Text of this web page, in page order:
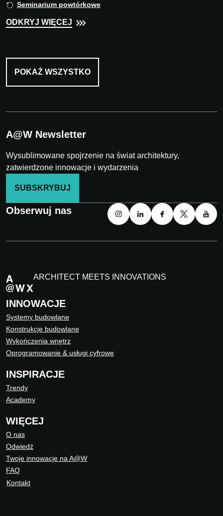
Seminarium powtórkowe
ODKRYJ WIĘCEJ
POKAŻ WSZYSTKO
A@W Newsletter
Wysublimowane spojrzenie na świat architektury,
zatwierdzone innowacje i wydarzenia
SUBSKRYBUJ
Obserwuj nas
ARCHITECT MEETS INNOVATIONS
INNOWACJE
Systemy budowlane
Konstrukcje budowlane
Wykończenia wnętrz
Oprogramowanie & usługi cyfrowe
INSPIRACJE
Trendy
Academy
WIĘCEJ
O nas
Odwiedź
Twoje innowacje na A@W
FAQ
Kontakt